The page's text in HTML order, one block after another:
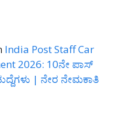
India Post Staff Car
2026: 10ನೇ ಪಾಸ್
| ನೇರ ನೇಮಕಾತಿ